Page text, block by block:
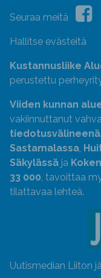
Seuraa meitä
Hallitse evästeitä
Kustannusliike
perustettu
Viiden kunnan
vakiinnuttanut
tiedotusvälineenä
Sastamalassa,
Säkylässä ja
33 000, tavoittaa
tilattavaa lehteä.
Uutismedian Liiton